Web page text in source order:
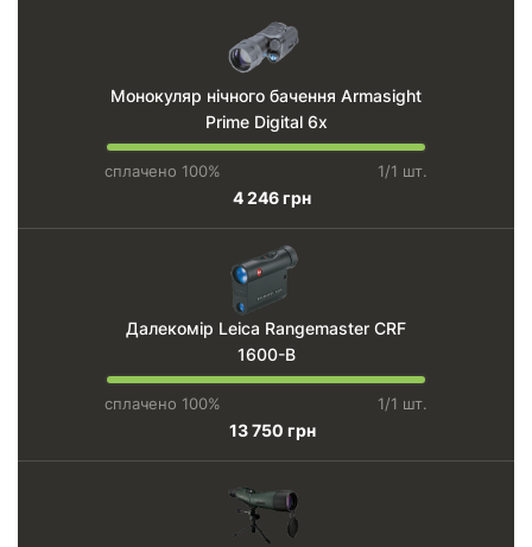
Монокуляр нічного бачення Armasight
Prime Digital 6x
сплачено 100% 1/1 шт.
4 246 грн
Далекомір Leica Rangemaster CRF
1600-B
сплачено 100% 1/1 шт.
13 750 грн